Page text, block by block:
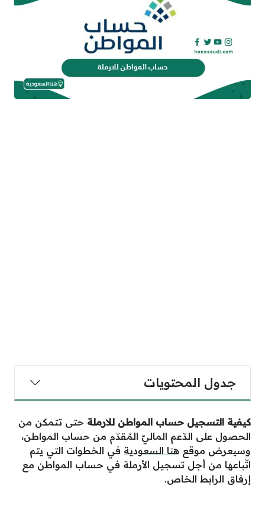
جدول المحتويات
كيفية التسجيل حساب المواطن للارملة حتى تتمكن من
الحصول على الدّعم الماليّ المُقدّم من حساب المواطن،
وسيعرض موقع هنا السعودية في الخطوات التي يتم
اتّباعها من أجل تسجيل الأرملة في حساب المواطن مع
إرفاق الرابط الخاص.